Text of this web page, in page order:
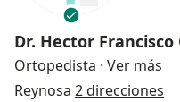
Dr. Hector Francisco
Ortopedista · Ver más
Reynosa 2 direcciones